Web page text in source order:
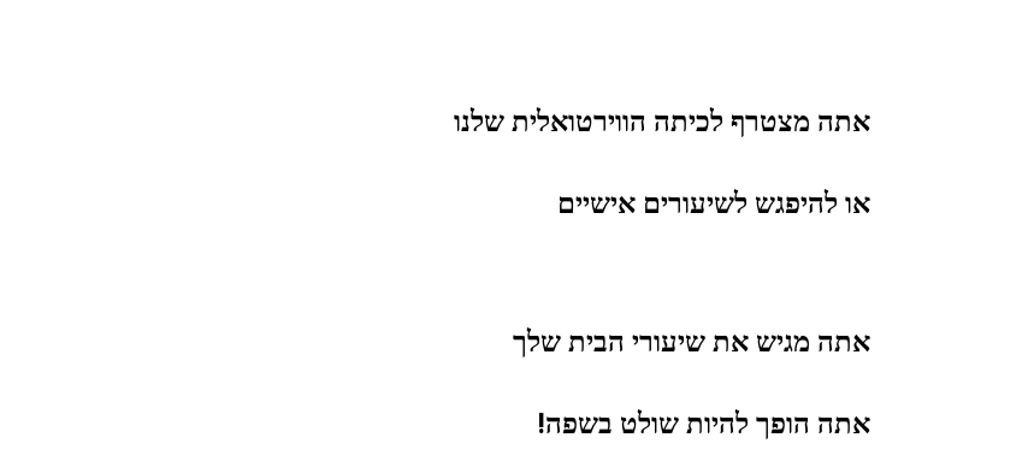
אתה מצטרף לכיתה הווירטואלית שלנו
או להיפגש לשיעורים אישיים
אתה מגיש את שיעורי הבית שלך
אתה הופך להיות שולט בשפה!